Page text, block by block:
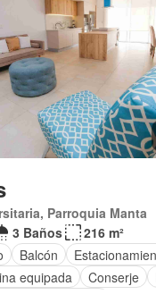
Parroquia Manta
3 Baños
216 m²
Balcón
equipada Conserje